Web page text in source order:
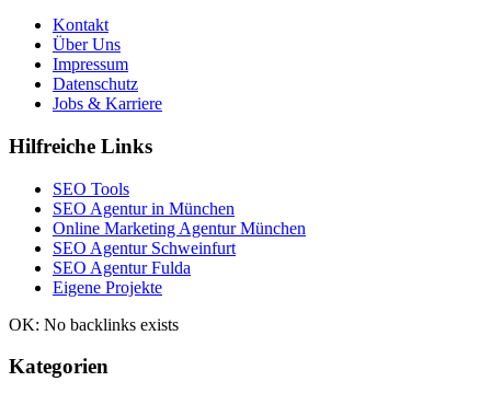
Kontakt
Über Uns
Impressum
Datenschutz
Jobs & Karriere
Hilfreiche Links
SEO Tools
SEO Agentur in München
Online Marketing Agentur München
SEO Agentur Schweinfurt
SEO Agentur Fulda
Eigene Projekte
OK: No backlinks exists
Kategorien